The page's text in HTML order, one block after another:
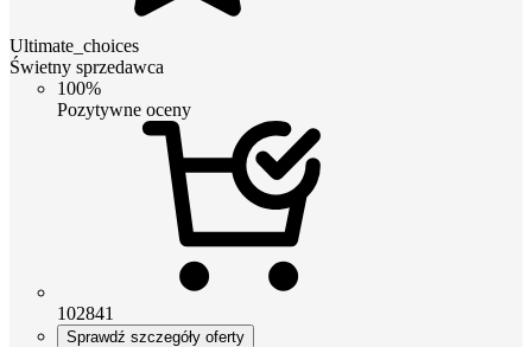
Ultimate_choices
Świetny sprzedawca
100%
Pozytywne oceny
102841
Sprawdź szczegóły oferty